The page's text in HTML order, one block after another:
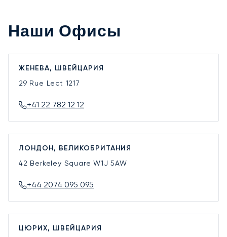
Наши Офисы
ЖЕНЕВА, ШВЕЙЦАРИЯ
29 Rue Lect 1217
+41 22 782 12 12
ЛОНДОН, ВЕЛИКОБРИТАНИЯ
42 Berkeley SquareW1J 5AW
+44 2074 095 095
ЦЮРИХ, ШВЕЙЦАРИЯ